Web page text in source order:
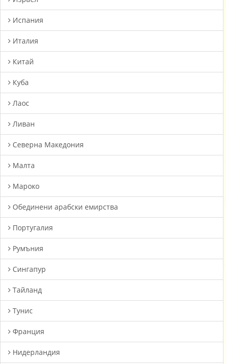
Испания
Италия
Китай
Куба
Лаос
Ливан
Северна Македония
Малта
Мароко
Oбединени арабски емирства
Португалия
Румъния
Сингапур
Тайланд
Тунис
Франция
Нидерландия